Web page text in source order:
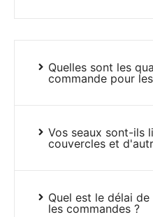
Quelles sont les
commande pour
Vos seaux sont-ils
couvercles et
Quel est le délai
les commandes ?